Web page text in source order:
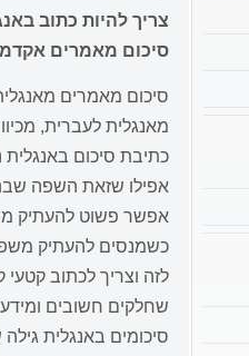
סיכום מאמרים
סיכום מאמרים
מאנגלית לעברית,
כתיבת סיכום
אפילו שזאת השפה
אפשר פשוט להעתיק
כשמנסים להעתיק
לזה וצריך לכתוב
שחלקים חשובים
סיכומים באנגלית